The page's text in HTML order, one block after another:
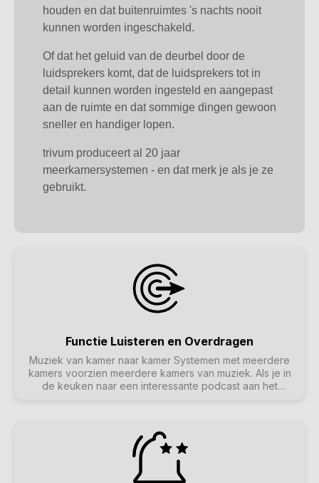
houden en dat buitenruimtes 's nachts nooit
kunnen worden ingeschakeld.
Of dat het geluid van de deurbel door de
luidsprekers komt, dat de luidsprekers tot in
detail kunnen worden ingesteld en aangepast
aan de ruimte en dat sommige dingen gewoon
sneller en handiger lopen.
trivum produceert al 20 jaar
meerkamersystemen - en dat merk je als je ze
gebruikt.
Functie Luisteren en Overdragen
Muziek van kamer naar kamer Systemen met meerdere
kamers voorzien meerdere kamers van muziek. Als je in
de keuken naar een interessante podcast aan het
functie "Luisteren en Overzetten".